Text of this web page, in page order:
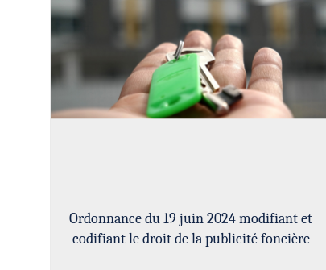
Ordonnance du 19 juin 2024 modifiant et
codifiant le droit de la publicité foncière